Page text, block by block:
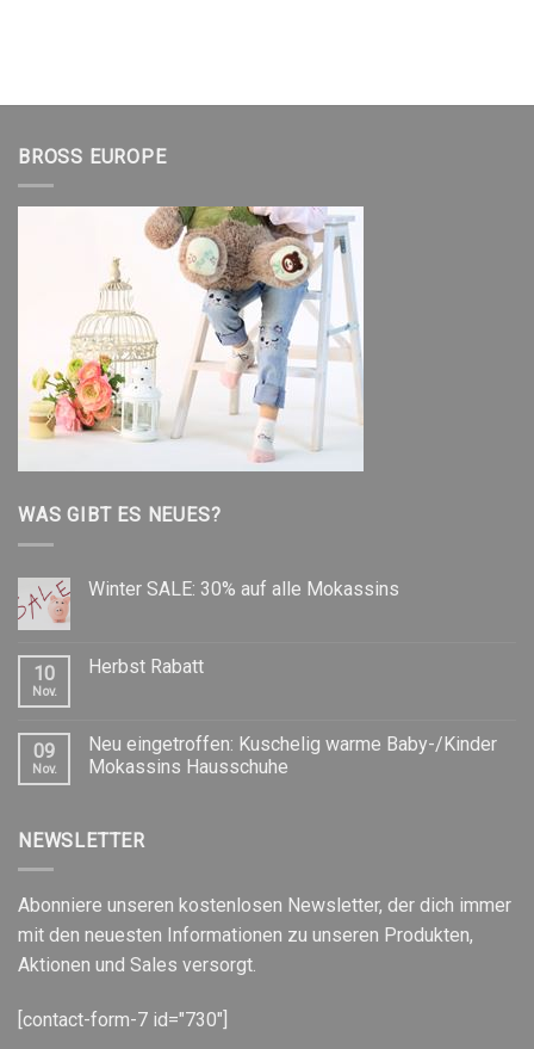
BROSS EUROPE
WAS GIBT ES NEUES?
Winter SALE: 30% auf alle Mokassins
10
Nov.
Herbst Rabatt
09
Nov.
Neu eingetroffen: Kuschelig warme Baby-/Kinder
Mokassins Hausschuhe
NEWSLETTER
Abonniere unseren kostenlosen Newsletter, der dich immer
mit den neuesten Informationen zu unseren Produkten,
Aktionen und Sales versorgt.
[contact-form-7 id="730"]